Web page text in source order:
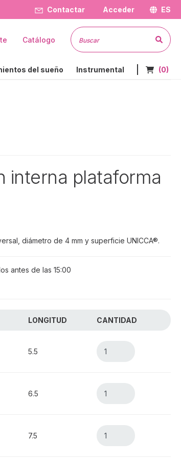
Contactar Acceder ES
del sueño Instrumental Nº de
(0)
Catálogo
interna plataforma
diámetro de 4 mm y superficie UNICCA®.
antes de las 15:00
LONGITUD CANTIDAD
5.5
6.5
7.5